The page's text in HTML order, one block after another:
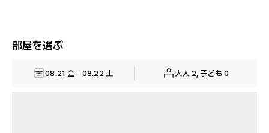
部屋を選ぶ
08.21 金 - 08.22 土 大人 2, 子ども 0